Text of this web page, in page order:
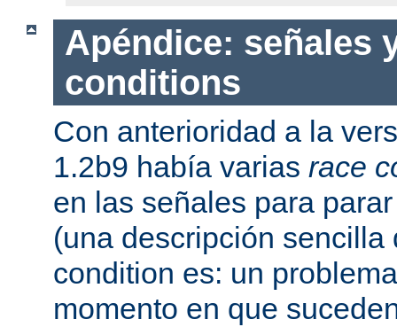
Apéndice: señales
conditions
Con anterioridad a la
1.2b9 había varias race
en las señales para
(una descripción sencilla
condition es: un
momento en que